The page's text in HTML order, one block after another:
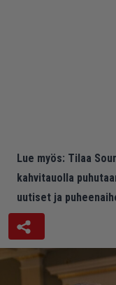
Lue myös: Tilaa
kahvitauolla
uutiset ja